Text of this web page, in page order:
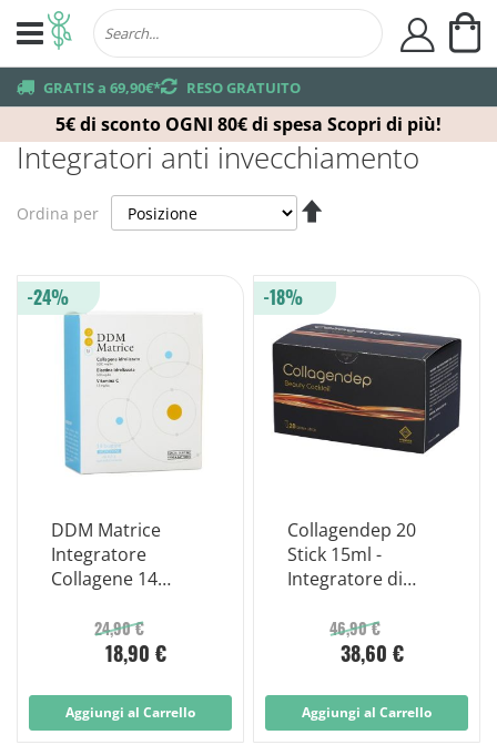
5€ di sconto OGNI 80€ di spesa Scopri di più!
truck GRATIS a 69,90€*returns RESO GRATUITO
user
Integratori anti invecchiamento
Ordina per
DDM Matrice
Integratore
Collagene 14
24,90 €
18,90 €
-24%
Aggiungi al Carrello
Collagendep 20
Stick 15ml -
Integratore di
46,90 €
38,60 €
-18%
Aggiungi al Carrello